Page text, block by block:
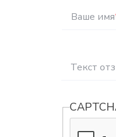
Ваше имя
Текст